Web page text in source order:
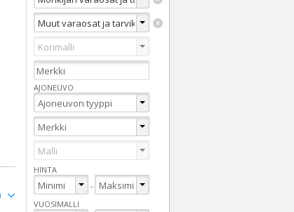
AJONEUVO
HINTA
-
VUOSIMALLI